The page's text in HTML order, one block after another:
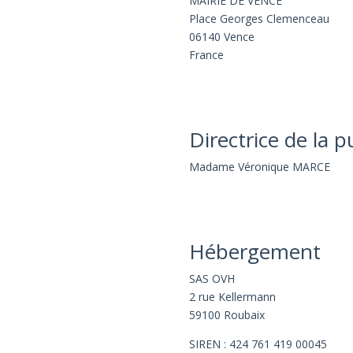
Place Georges Clemenceau
06140 Vence
France
Directrice de la
Madame Véronique MARCE
Hébergement
SAS OVH
2 rue Kellermann
59100 Roubaix
SIREN : 424 761 419 00045